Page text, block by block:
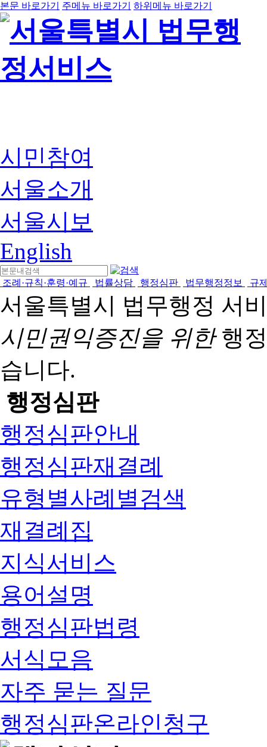
본문 바로가기 주메뉴 바로가기 하위메뉴 바로가기
시민참여
서울소개
서울시보
English
조례·규칙·훈령·예규 법률상담 행정심판 법무행정정보 규
서울특별시 법무행정 서
시민권익증진을 위한행
습니다.
행정심판
행정심판안내
행정심판재결례
유형별사례별검색
재결례집
지식서비스
용어설명
행정심판법령
서식모음
자주 묻는 질문
행정심판온라인청구